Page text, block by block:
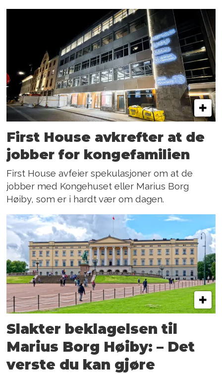
First House avkrefter at de
jobber for kongefamilien
First House avfeier spekulasjoner om at de
jobber med Kongehuset eller Marius Borg
Høiby, som er i hardt vær om dagen.
Slakter beklagelsen til
Marius Borg Høiby: – Det
verste du kan gjøre